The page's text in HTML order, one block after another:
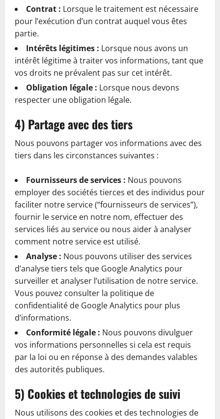
Contrat : Lorsque le traitement est nécessaire
pour l’exécution d’un contrat auquel vous êtes
partie.
Intérêts légitimes : Lorsque nous avons un
intérêt légitime à traiter vos informations, tant que
vos droits ne prévalent pas sur cet intérêt.
Obligation légale : Lorsque nous devons
respecter une obligation légale.
4) Partage avec des tiers
Nous pouvons partager vos informations avec des
tiers dans les circonstances suivantes :
Fournisseurs de services : Nous pouvons
employer des sociétés tierces et des individus pour
faciliter notre service (“fournisseurs de services”),
fournir le service en notre nom, effectuer des
services liés au service ou nous aider à analyser
comment notre service est utilisé.
Analyse : Nous pouvons utiliser des services
d’analyse tiers tels que Google Analytics pour
surveiller et analyser l’utilisation de notre service.
Vous pouvez consulter la politique de
confidentialité de Google Analytics pour plus
d’informations.
Conformité légale : Nous pouvons divulguer
vos informations personnelles si cela est requis
par la loi ou en réponse à des demandes valables
des autorités publiques.
5) Cookies et technologies de suivi
Nous utilisons des cookies et des technologies de